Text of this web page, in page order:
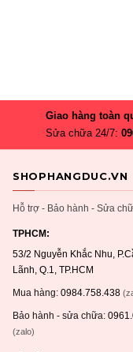
Giao hàng toàn
Sửa chữa 24/7:
SHOPHANGDUC.VN
Hỗ trợ - Bảo hành - Sửa
TPHCM:
53/2 Nguyễn Khắc Nhu,
Lãnh, Q.1, TP.HCM
Mua hàng: 0984.758.438
Bảo hành - sửa chữa:
(zalo)